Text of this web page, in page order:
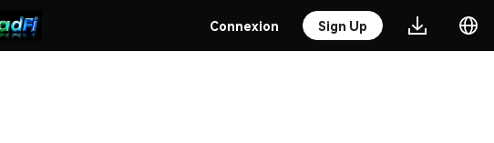
Connexion Sign Up